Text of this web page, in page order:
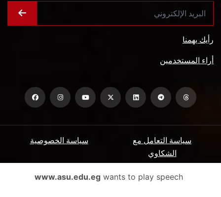
رأيك يهمنا
أراء المستخدمين
سياسة الخصوصية
سياسة التعامل مع
الشكاوي
الأسئلة الشائعة ميثاق المتعاملين www.asu.edu.egwants to play speech